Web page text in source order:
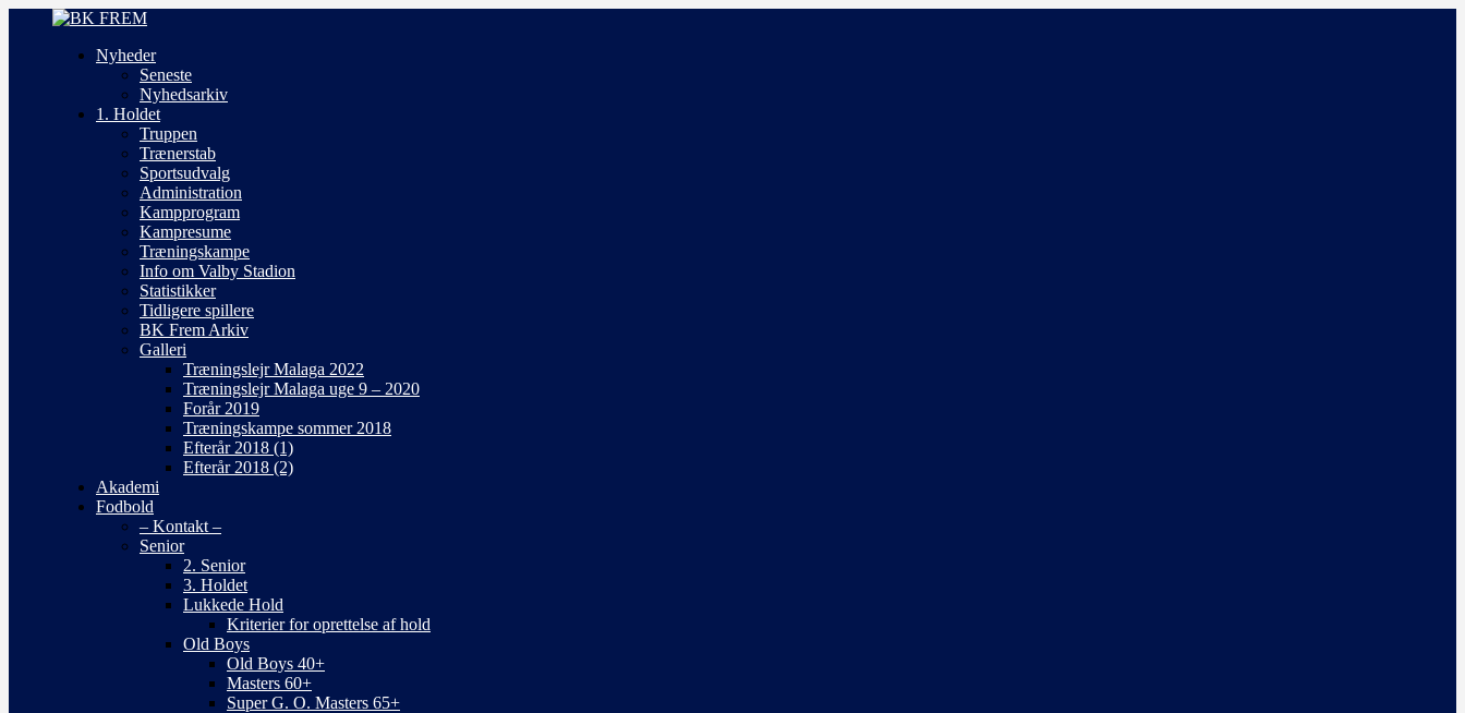
Nyheder
Seneste
Nyhedsarkiv
1. Holdet
Truppen
Trænerstab
Sportsudvalg
Administration
Kampprogram
Kampresume
Træningskampe
Info om Valby Stadion
Statistikker
Tidligere spillere
BK Frem Arkiv
Galleri
Træningslejr Malaga 2022
Træningslejr Malaga uge 9 – 2020
Forår 2019
Træningskampe sommer 2018
Efterår 2018 (1)
Efterår 2018 (2)
Akademi
Fodbold
– Kontakt –
Senior
2. Senior
3. Holdet
Lukkede Hold
Kriterier for oprettelse af hold
Old Boys
Old Boys 40+
Masters 60+
Super G. O. Masters 65+